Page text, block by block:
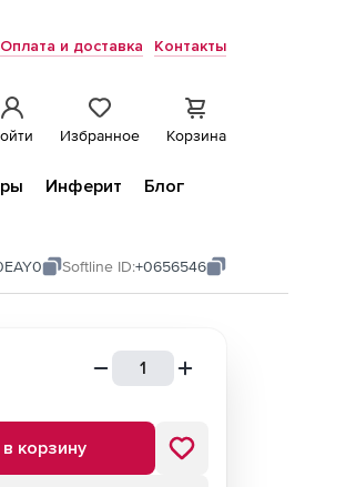
Оплата и доставка Контакты
Избранное Корзина
Инферит
Блог
Softline ID:+0656546
корзину